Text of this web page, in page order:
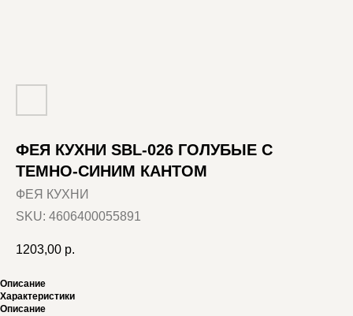
ФЕЯ КУХНИ SBL-026 ГОЛУБЫЕ С
ТЕМНО-СИНИМ КАНТОМ
ФЕЯ КУХНИ
SKU: 4606400055891
1203,00 р.
Описание
Характеристики
Описание